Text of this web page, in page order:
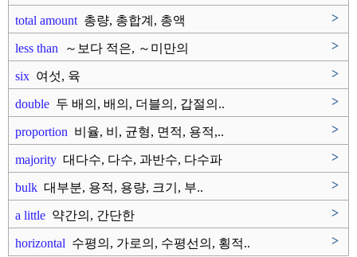
total amount 총량, 총합계, 총액 >
less than ～보다 적은, ～미만의 >
six 여섯, 육 >
double 두 배의, 배의, 더블의, 갑절의.. >
proportion 비율, 비, 균형, 면적, 용적,.. >
majority 대다수, 다수, 과반수, 다수파 >
bulk 대부분, 용적, 용량, 크기, 부.. >
a little 약간의, 간단한 >
horizontal 수평의, 가로의, 수평선의, 횡적.. >